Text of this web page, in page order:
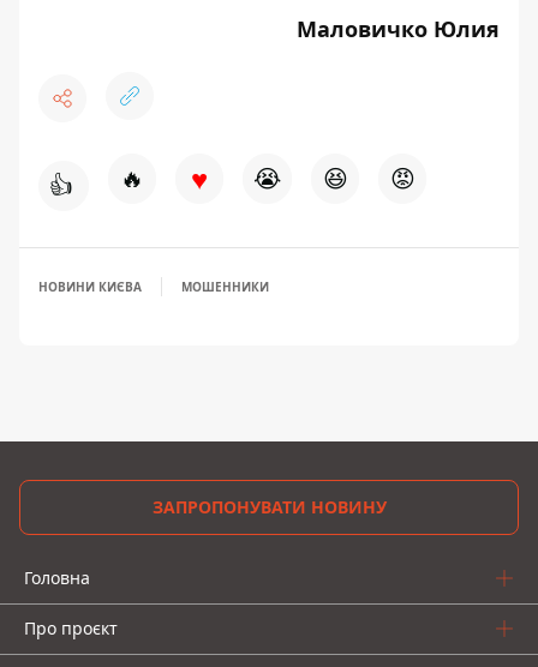
Маловичко Юлия
👍 🔥 ♥ 😭 😆 😡
НОВИНИ КИЄВА МОШЕННИКИ
ЗАПРОПОНУВАТИ НОВИНУ
Головна
Про проєкт